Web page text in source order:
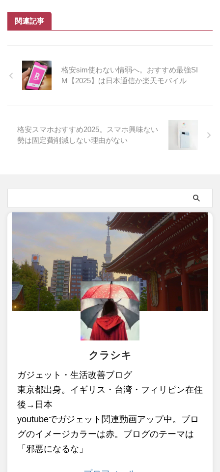
関連記事
格安sim使わない情弱へ。おすすめ最強SI
M【2025】は日本通信か楽天モバイル
格安スマホおすすめ2025。スマホ興味ない
勢は固定費削減しない理由がない
クラシキ
ガジェット・生活改善ブログ
東京都出身。イギリス・台湾・フィリピン在住
後→日本
youtubeでガジェット関連動画アップ中。ブロ
グのイメージカラーは赤。ブログのテーマは
「邪悪になるな」